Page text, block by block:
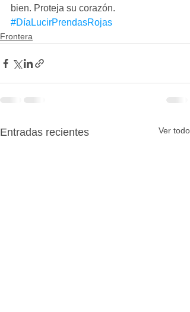
bien. Proteja su corazón.
#DíaLucirPrendasRojas
Frontera
Entradas recientes Ver todo